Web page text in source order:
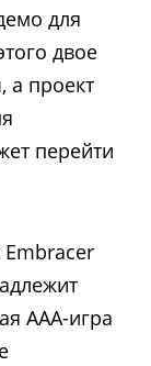
для
двое
а проект
перейти
Embracer
AAA-игра